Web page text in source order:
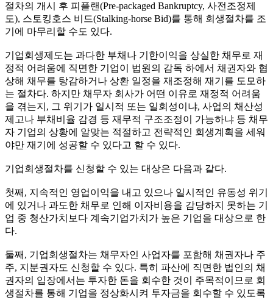
절차의 개시 후 피플랜(Pre-packaged Bankruptcy, 사전조정제
도), 스토킹호스 비드(Stalking-horse Bid)를 통해 회생절차를 조
기에 마무리할 수도 있다.
기업회생제도는 과다한 부채나 기한이익을 상실한 채무로 재
정적 어려움에 직면한 기업이 법원의 감독 하에서 채권자와 협
상해 채무를 탕감하거나 상환 일정을 재조정해 재기를 도모하
는 절차다. 하지만 채무자 회사가 어떤 이유로 재정적 어려움
을 겪는지, 그 위기가 일시적 또는 일회성이냐, 사업의 채산성
제고나 부채비율 감경 등 재무적 구조조정이 가능하냐 등 채무
자 기업의 상황에 알맞는 적절하고 전략적인 회생계획을 세워
야만 재기에 성공할 수 있다고 할 수 있다.
기업회생절차를 신청할 수 있는 대상은 다음과 같다.
첫째, 지속적인 영업이익을 내고 있으나 일시적인 유동성 위기
에 있거나 과도한 채무로 인해 이자비용을 감당하지 못하는 기
업 중 청산가치보다 계속기업가치가 높은 기업을 대상으로 한
다.
둘째, 기업회생절차는 채무자인 사업자를 포함해 채권자나 주
주, 지분권자도 신청할 수 있다. 특히 파산에 직면한 법인의 채
권자의 입장에서는 투자한 돈을 회수한 것이 주목적이므로 회
생절차를 통해 기업을 정상화시켜 투자금을 회수할 수 있도록